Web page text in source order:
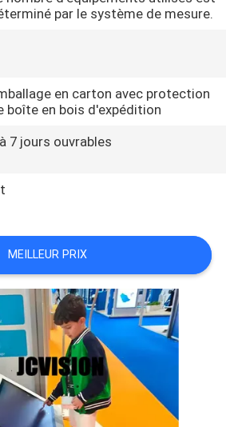
par le système de mesure.
en carton avec protection
boîte en bois d'expédition
7 jours ouvrables
MEILLEUR PRIX